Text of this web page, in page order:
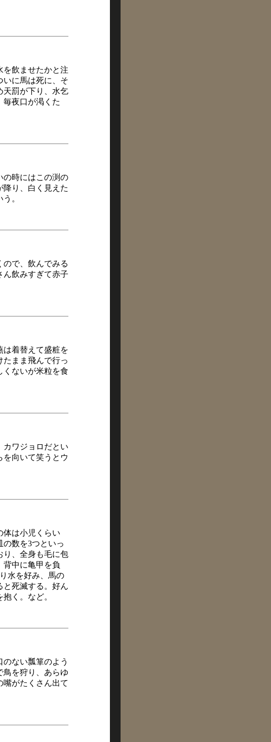
を飲ませたかと注
いに馬は死に、そ
天罰が下り、水乞
毎夜口が渇くた
の時にはこの渕の
降り、白く見えた
。
で、飲んでみる
ん飲みすぎて赤子
は着替えて盛粧を
たまま飛んで行っ
くないが米粒を食
カワジョロだとい
を向いて笑うとウ
体は小児くらい
数を3つといっ
り、全身も毛に包
背中に亀甲を負
水を好み、馬の
と死滅する。好ん
く。など。
のない瓢箪のよう
鳥を狩り、あらゆ
嘴がたくさん出て